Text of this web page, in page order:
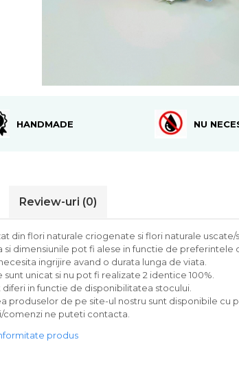
HANDMADE NU
Review-uri (0)
din flori naturale criogenate si flori naturale uscate/
si dimensiunile pot fi alese in functie de preferintele
ingrijire avand o durata lunga de viata.
unicat si nu pot fi realizate 2 identice 100%.
diferi in functie de disponibilitatea stocului.
produselor de pe site-ul nostru sunt disponibile cu
comenzi ne puteti contacta.
produs